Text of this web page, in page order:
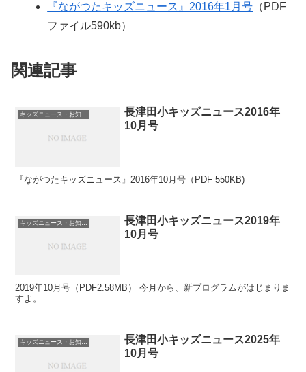
『ながつたキッズニュース』2016年1月号 （PDF
ファイル590kb）
関連記事
キッズニュース・お知らせ
長津田小キッズニュース2016年
10月号
『ながつたキッズニュース』2016年10月号（PDF 550KB)
長津田小キッズニュース2019年
10月号
2019年10月号（PDF2.58MB） 今月から、新プログラムがはじまりま
すよ。
長津田小キッズニュース2025年
10月号